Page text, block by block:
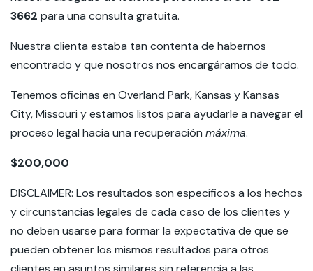
3662 para una consulta gratuita.
Nuestra clienta estaba tan contenta de habernos
encontrado y que nosotros nos encargáramos de todo.
Tenemos oficinas en Overland Park, Kansas y Kansas
City, Missouri y estamos listos para ayudarle a navegar el
proceso legal hacia una recuperación máxima.
$200,000
DISCLAIMER: Los resultados son específicos a los hechos
y circunstancias legales de cada caso de los clientes y
no deben usarse para formar la expectativa de que se
pueden obtener los mismos resultados para otros